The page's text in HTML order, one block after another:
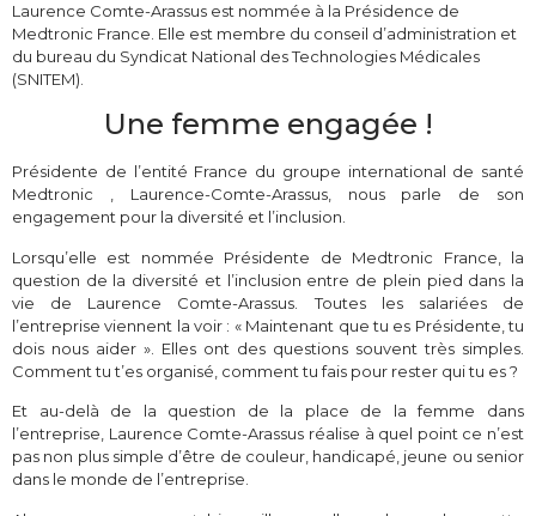
Laurence Comte-Arassus est nommée à la Présidence de
Medtronic France. Elle est membre du conseil d’administration et
du bureau du Syndicat National des Technologies Médicales
(SNITEM).
Une femme engagée !
Présidente de l’entité France du groupe international de santé
Medtronic , Laurence-Comte-Arassus, nous parle de son
engagement pour la diversité et l’inclusion.
Lorsqu’elle est nommée Présidente de Medtronic France, la
question de la diversité et l’inclusion entre de plein pied dans la
vie de Laurence Comte-Arassus. Toutes les salariées de
l’entreprise viennent la voir : « Maintenant que tu es Présidente, tu
dois nous aider ». Elles ont des questions souvent très simples.
Comment tu t’es organisé, comment tu fais pour rester qui tu es ?
Et au-delà de la question de la place de la femme dans
l’entreprise, Laurence Comte-Arassus réalise à quel point ce n’est
pas non plus simple d’être de couleur, handicapé, jeune ou senior
dans le monde de l’entreprise.